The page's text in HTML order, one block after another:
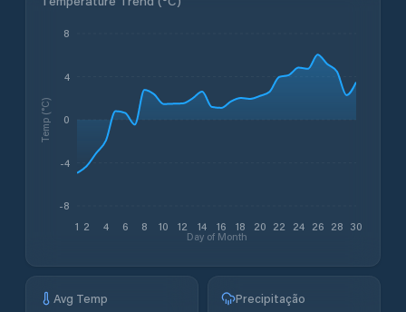
1 2 4 6 8 10 12 14 16 18 20 22 24 26 28 30
Day of Month
-8
-4
0
4
8
Temp (°C)
Avg Temp Precipitação